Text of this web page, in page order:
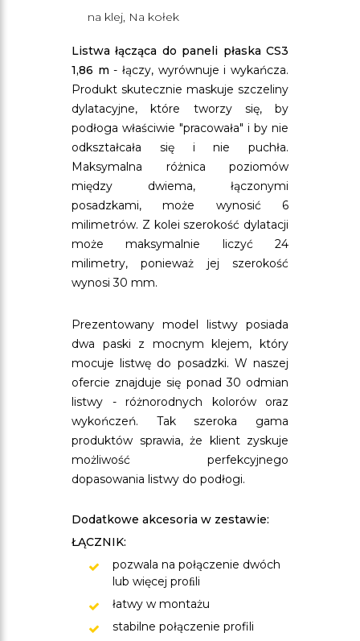
na klej, Na kołek
Listwa łącząca do paneli płaska CS3
1,86 m - łączy, wyrównuje i wykańcza.
Produkt skutecznie maskuje szczeliny
dylatacyjne, które tworzy się, by
podłoga właściwie "pracowała" i by nie
odkształcała się i nie puchła.
Maksymalna różnica poziomów
między dwiema, łączonymi
posadzkami, może wynosić 6
milimetrów. Z kolei szerokość dylatacji
może maksymalnie liczyć 24
milimetry, ponieważ jej szerokość
wynosi 30 mm.
Prezentowany model listwy posiada
dwa paski z mocnym klejem, który
mocuje listwę do posadzki. W naszej
ofercie znajduje się ponad 30 odmian
listwy - różnorodnych kolorów oraz
wykończeń. Tak szeroka gama
produktów sprawia, że klient zyskuje
możliwość perfekcyjnego
dopasowania listwy do podłogi.
Dodatkowe akcesoria w zestawie:
ŁĄCZNIK:
pozwala na połączenie dwóch
lub więcej proﬁli
łatwy w montażu
stabilne połączenie profili